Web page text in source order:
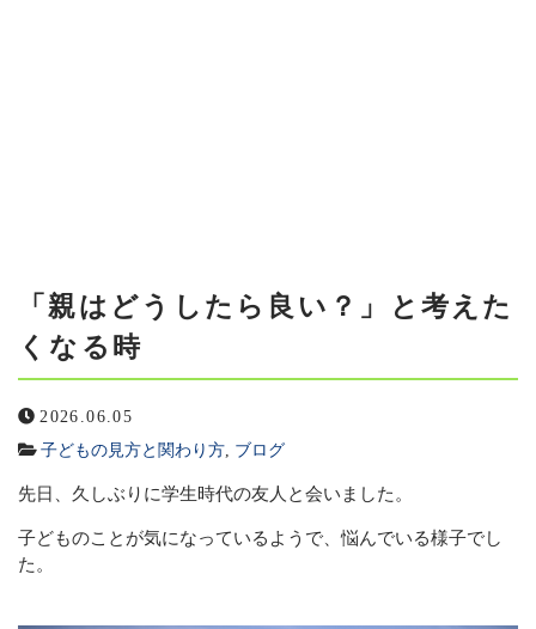
アクセス
よくある質問
ブログ
お問い合わせ
「親はどうしたら良い？」と考えた
くなる時
2026.06.05
子どもの見方と関わり方, ブログ
先日、久しぶりに学生時代の友人と会いました。
子どものことが気になっているようで、悩んでいる様子でし
た。